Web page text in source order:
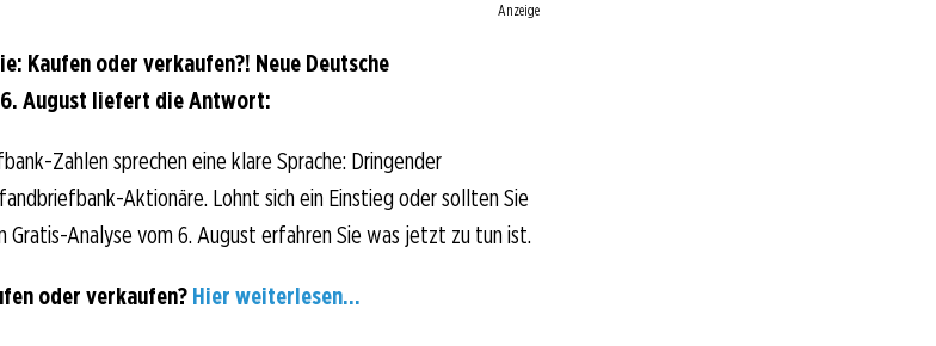
Anzeige
Kaufen oder verkaufen?! Neue Deutsche
August liefert die Antwort:
Zahlen sprechen eine klare Sprache: Dringender
Aktionäre. Lohnt sich ein Einstieg oder sollten Sie
Gratis-Analyse vom 6. August erfahren Sie was jetzt zu tun ist.
oder verkaufen? Hier weiterlesen...